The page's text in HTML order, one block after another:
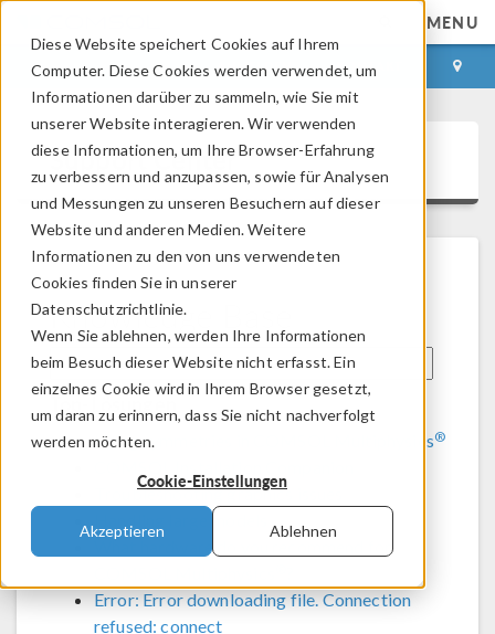
Diese Website speichert Cookies auf Ihrem
Computer. Diese Cookies werden verwendet, um
Informationen darüber zu sammeln, wie Sie mit
unserer Website interagieren. Wir verwenden
diese Informationen, um Ihre Browser-Erfahrung
zu verbessern und anzupassen, sowie für Analysen
und Messungen zu unseren Besuchern auf dieser
Website und anderen Medien. Weitere
Informationen zu den von uns verwendeten
Cookies finden Sie in unserer
Datenschutzrichtlinie.
Wenn Sie ablehnen, werden Ihre Informationen
beim Besuch dieser Website nicht erfasst. Ein
einzelnes Cookie wird in Ihrem Browser gesetzt,
um daran zu erinnern, dass Sie nicht nachverfolgt
werden möchten.
Cookie-Einstellungen
Akzeptieren Ablehnen
MENU
ANMELDEN KONTAKT
Support Center
Knowledge Base
Top-Lösungen
Using symmetries in COMSOL Multiphysics®
Troubleshooting graphics issues
Handling large models
What hardware do you recommend for
Error: Error downloading file. Connection
refused: connect